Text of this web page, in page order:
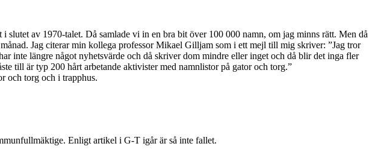
av 1970-talet. Då samlade vi in en bra bit över 100 000 namn, om jag minns rätt. Men då
Jag citerar min kollega professor Mikael Gilljam som i ett mejl till mig skriver: ”Jag tror
inte längre något nyhetsvärde och då skriver dom mindre eller inget och då blir det inga fler
till är typ 200 hårt arbetande aktivister med namnlistor på gator och torg.”
och torg och i trapphus.
Enligt artikel i G-T igår är så inte fallet.